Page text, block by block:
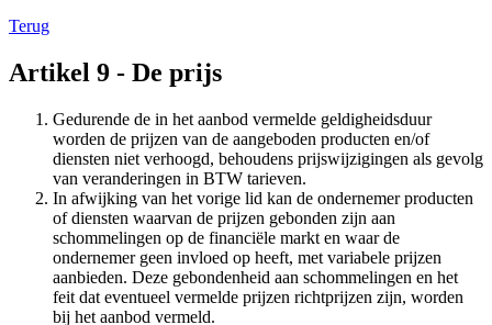
Terug
Artikel 9 - De prijs
Gedurende de in het aanbod vermelde geldigheidsduur
worden de prijzen van de aangeboden producten en/of
diensten niet verhoogd, behoudens prijswijzigingen als gevolg
van veranderingen in BTW tarieven.
In afwijking van het vorige lid kan de ondernemer producten
of diensten waarvan de prijzen gebonden zijn aan
schommelingen op de financiële markt en waar de
ondernemer geen invloed op heeft, met variabele prijzen
aanbieden. Deze gebondenheid aan schommelingen en het
feit dat eventueel vermelde prijzen richtprijzen zijn, worden
bij het aanbod vermeld.